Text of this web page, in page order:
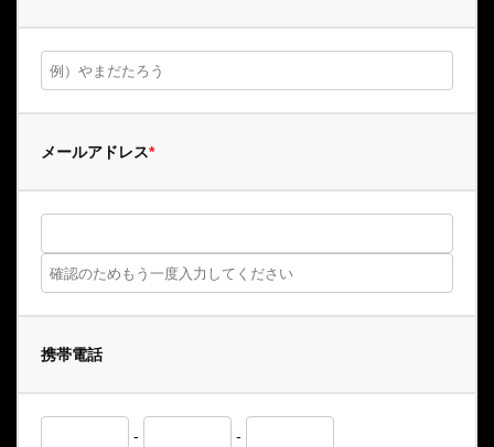
メールアドレス*
携帯電話
- -